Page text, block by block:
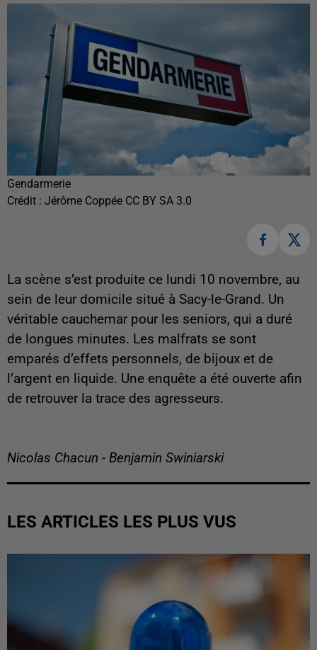
Gendarmerie
Crédit : Jérôme Coppée CC BY SA 3.0
La scène s’est produite ce lundi 10 novembre, au
sein de leur domicile situé à Sacy-le-Grand. Un
véritable cauchemar pour les seniors, qui a duré
de longues minutes. Les malfrats se sont
emparés d’effets personnels, de bijoux et de
l’argent en liquide. Une enquête a été ouverte afin
de retrouver la trace des agresseurs.
Nicolas Chacun - Benjamin Swiniarski
LES ARTICLES LES PLUS VUS